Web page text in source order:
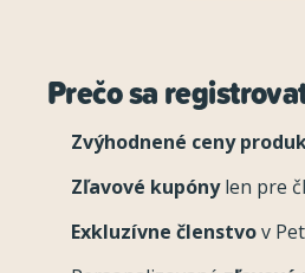
Prečo sa
Zvýhodnené ceny
Zľavové kupónylen pre
Exkluzívne členstvov